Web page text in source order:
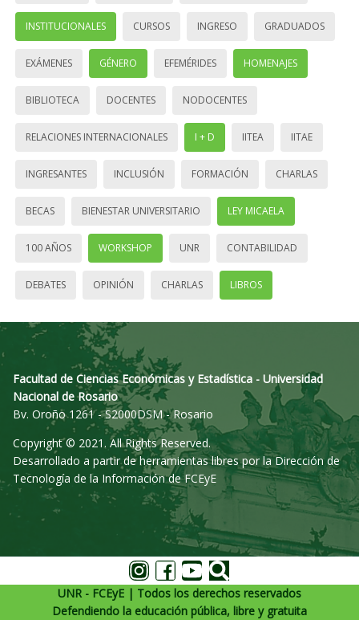
INSTITUCIONALES CURSOS INGRESO GRADUADOS
EXÁMENES GÉNERO EFEMÉRIDES HOMENAJES
BIBLIOTECA DOCENTES NODOCENTES
RELACIONES INTERNACIONALES I + D IITEA IITAE
INGRESANTES INCLUSIÓN FORMACIÓN CHARLAS
BECAS BIENESTAR UNIVERSITARIO LEY MICAELA
100 AÑOS WORKSHOP UNR CONTABILIDAD
DEBATES OPINIÓN CHARLAS LIBROS
Facultad de Ciencias Económicas y Estadística - Universidad
Nacional de Rosario
Bv. Oroño 1261 - S2000DSM - Rosario
Copyright © 2021. All Rights Reserved.
Desarrollado a partir de herramientas libres por la Dirección de
Tecnología de la Información de FCEyE
UNR - FCEyE | Todos los derechos reservados
Defendiendo la educación pública, libre y gratuita